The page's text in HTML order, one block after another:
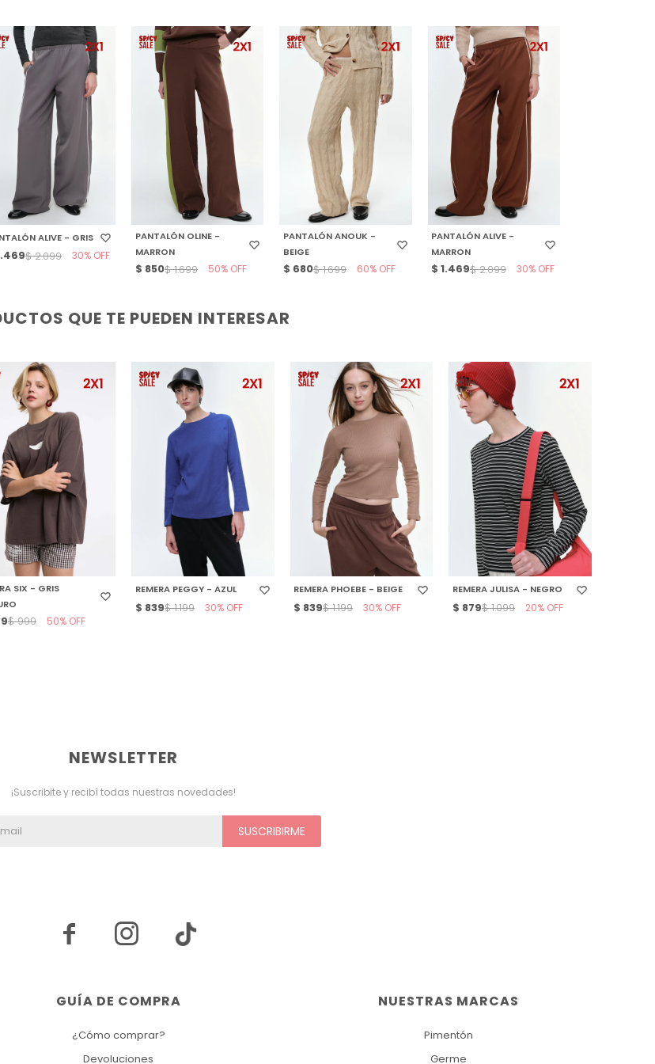
SELECCIONAR TALLE
ALIVE - GRIS
$ 2.099 30
SELECCIONAR TALLE
PANTALÓN OLINE -
MARRON
$ 850$ 1.699 50
SELECCIONAR TALLE
PANTALÓN ANOUK -
BEIGE
$ 680$ 1.699 60
SELECCIONAR TALLE
PANTALÓN ALIVE -
MARRON
$ 1.469$ 2.099 30
QUE TE PUEDEN INTERESAR
TALLE
SIX - GRIS
$ 999 50
SELECCIONAR TALLE
REMERA PEGGY - AZUL
$ 839$ 1.199 30
SELECCIONAR TALLE
REMERA PHOEBE - BEIGE
$ 839$ 1.199 30
SELECCIONAR TALLE
REMERA JULISA - NEGRO
$ 879$ 1.099 20
NUESTRAS MARCAS
Pimentón
Germe
GUÍA DE COMPRA
¿Cómo comprar?
Devoluciones
NEWSLETTER
¡Suscribite y recibí todas nuestras novedades!
SUSCRIBIRME
 